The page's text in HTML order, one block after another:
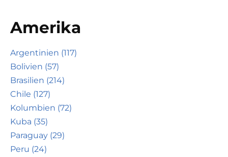
Amerika
Argentinien (117)
Bolivien (57)
Brasilien (214)
Chile (127)
Kolumbien (72)
Kuba (35)
Paraguay (29)
Peru (24)